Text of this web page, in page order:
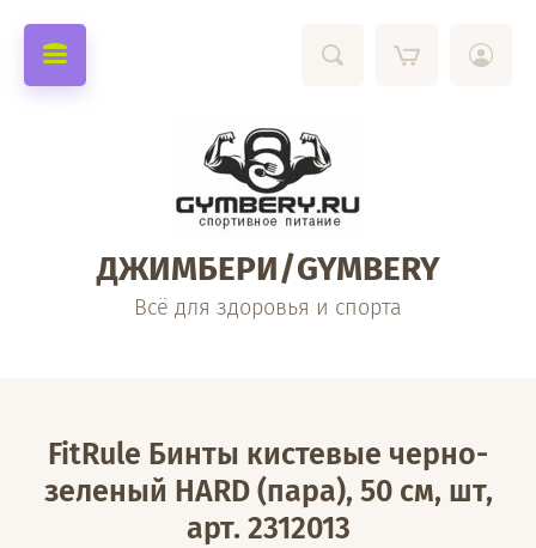
ДЖИМБЕРИ/GYMBERY
Всё для здоровья и спорта
FitRule Бинты кистевые черно-
зеленый HARD (пара), 50 см, шт,
арт. 2312013